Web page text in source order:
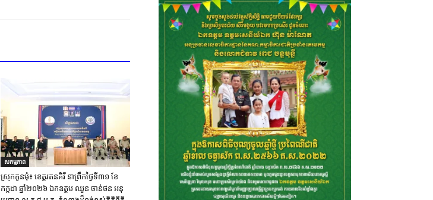
សកម្មភាព
ស្រុក​កូនមុំ៖ ខេត្ត​រតនគិរី​ នាព្រឹកថ្ងៃទី៣១​ ខែ
កក្កដា ឆ្នាំ២០២៦ ឯកឧត្តម​ ឈួន ចាន់ថន អនុ